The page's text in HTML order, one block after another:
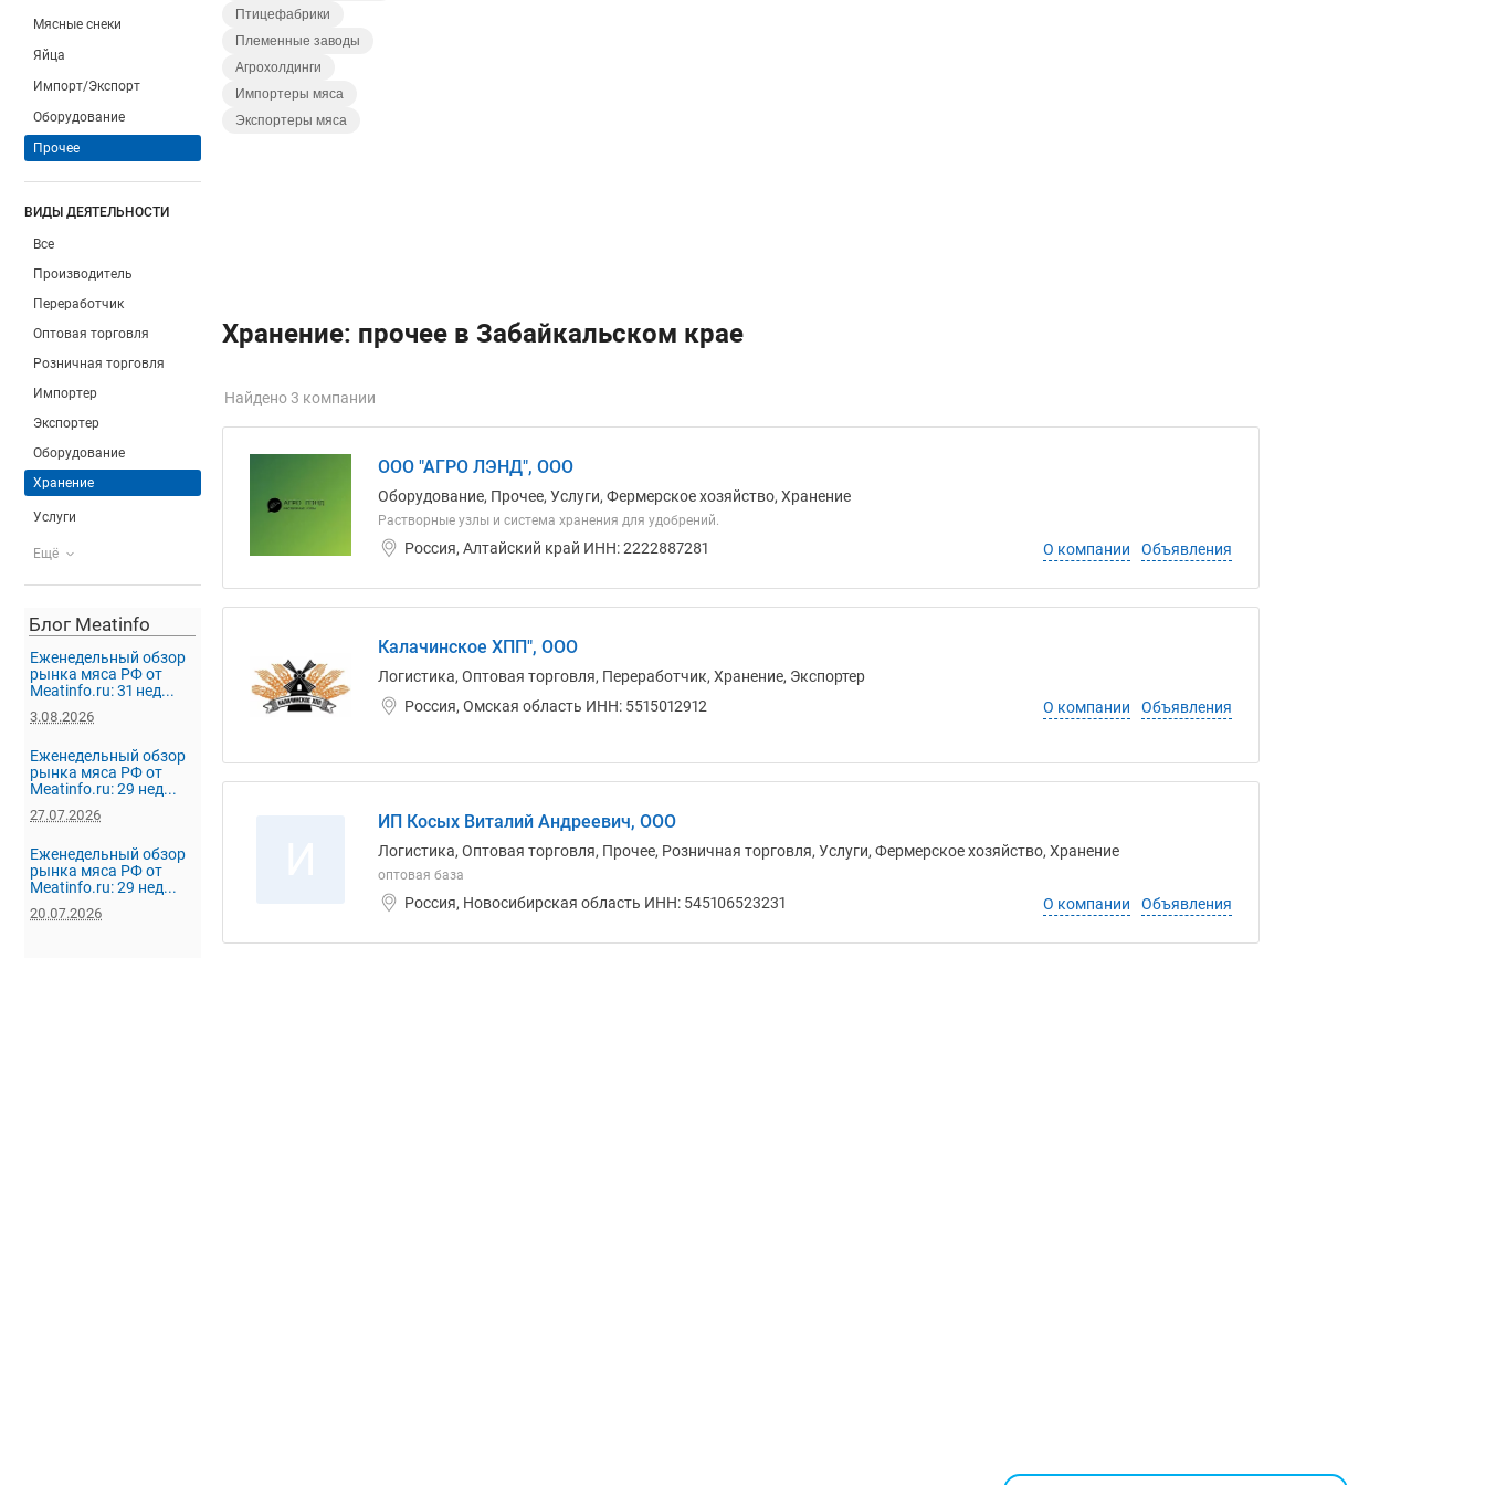
Мясные снеки
Яйца
Импорт/Экспорт
Оборудование
Прочее
ВИДЫ ДЕЯТЕЛЬНОСТИ
Все
Производитель
Переработчик
Оптовая торговля
Розничная торговля
Импортер
Экспортер
Оборудование
Хранение
Услуги
Ещё
Блог Meatinfo
Еженедельный обзор
рынка мяса РФ от
Meatinfo.ru: 31 нед...
3.08.2026
Еженедельный обзор
рынка мяса РФ от
Meatinfo.ru: 29 нед...
27.07.2026
Еженедельный обзор
рынка мяса РФ от
Meatinfo.ru: 29 нед...
20.07.2026
Птицефабрики
Племенные заводы
Агрохолдинги
Импортеры мяса
Экспортеры мяса
Хранение: прочее в Забайкальском крае
Найдено 3 компании
ООО "АГРО ЛЭНД", ООО
Оборудование, Прочее, Услуги, Фермерское хозяйство, Хранение
Растворные узлы и система хранения для удобрений.
Россия, Алтайский край ИНН: 2222887281 О компании Объявления
Калачинское ХПП", ООО
Логистика, Оптовая торговля, Переработчик, Хранение, Экспортер
Россия, Омская область ИНН: 5515012912
О компании Объявления
ИП Косых Виталий Андреевич, ООО
Логистика, Оптовая торговля, Прочее, Розничная торговля, Услуги, Фермерское хозяйство, Хранение
оптовая база
Россия, Новосибирская область ИНН: 545106523231 О компании Объявления